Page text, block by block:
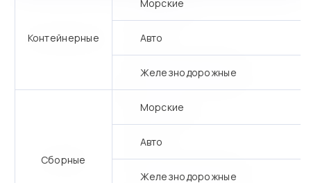
Контейнерные
Морские
Авто
Железнодорожные
Сборные
Морские
Авто
Железнодорожные